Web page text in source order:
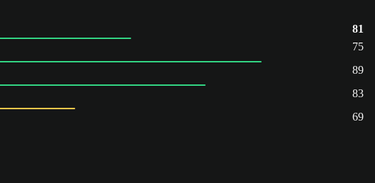
81
75
89
83
69